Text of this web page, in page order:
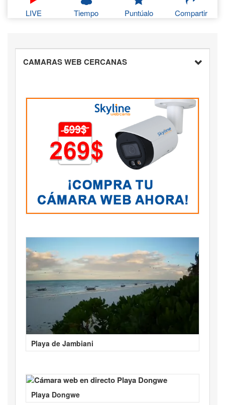
LIVE Tiempo Puntúalo Compartir
CAMARAS WEB CERCANAS
Playa de Jambiani
Playa Dongwe